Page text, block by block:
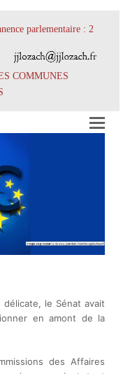
parlementaire : 2
COMMUNES
le Sénat avait
en amont de la
des Affaires